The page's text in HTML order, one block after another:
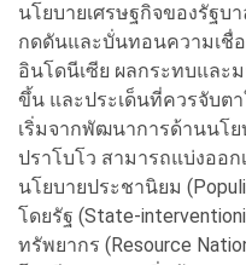
นโยบายเศรษฐกิจของรัฐบ
กดดันและบั่นทอนความเชื่
อินโดนีเซีย ผลกระทบและ
ขึ้น และประเด็นที่ควรจับต
เริ่มจากพัฒนาการด้านนโ
ปราโบโว สามารถแบ่งออ
นโยบายประชานิยม
โดยรัฐ (State-
ทรัพยากร (Resource